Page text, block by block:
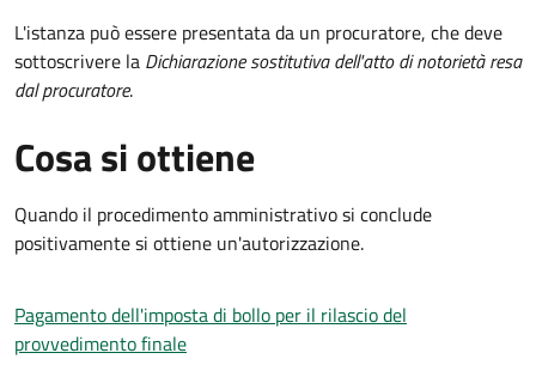
L'istanza può essere presentata da un procuratore, che deve
sottoscrivere la Dichiarazione sostitutiva dell'atto di notorietà resa
dal procuratore.
Cosa si ottiene
Quando il procedimento amministrativo si conclude
positivamente si ottiene un'autorizzazione.
Pagamento dell'imposta di bollo per il rilascio del
provvedimento finale